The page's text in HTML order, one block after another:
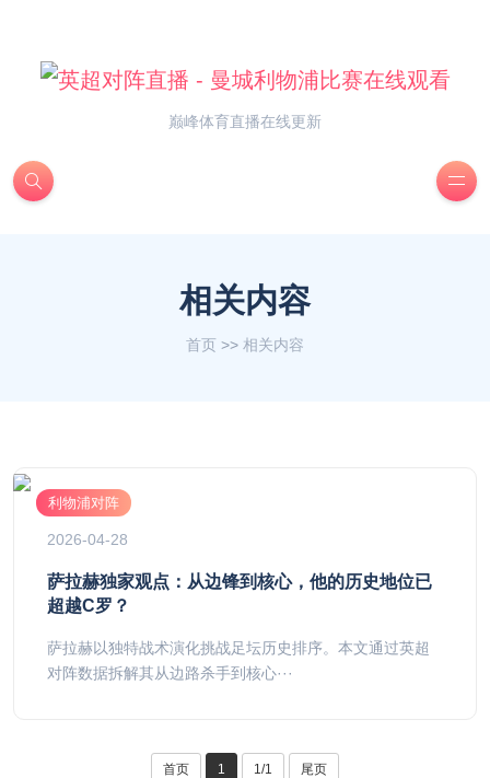
巅峰体育直播在线更新
相关内容
首页 >> 相关内容
利物浦对阵
2026-04-28
萨拉赫独家观点：从边锋到核心，他的历史地位已
超越C罗？
萨拉赫以独特战术演化挑战足坛历史排序。本文通过英超
对阵数据拆解其从边路杀手到核心···
首页 1 1/1 尾页